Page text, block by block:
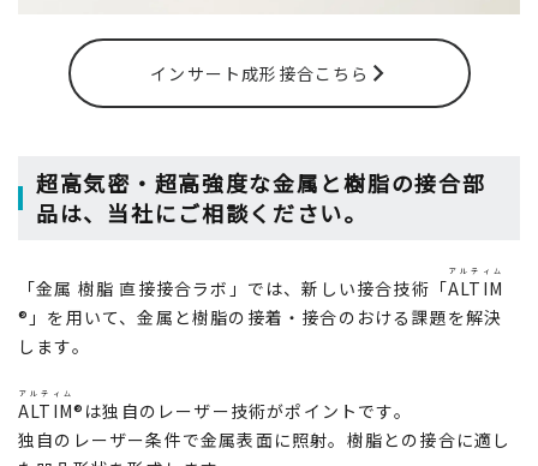
インサート成形接合こちら
超高気密・超高強度な金属と樹脂の接合部
品は、当社にご相談ください。
「金属 樹脂 直接接合ラボ」では、新しい接合技術「ALTIM
アルティム
®」を用いて、金属と樹脂の接着・接合のおける課題を解決
します。
ALTIM
アルティム
®は独自のレーザー技術がポイントです。
独自のレーザー条件で金属表面に照射。樹脂との接合に適し